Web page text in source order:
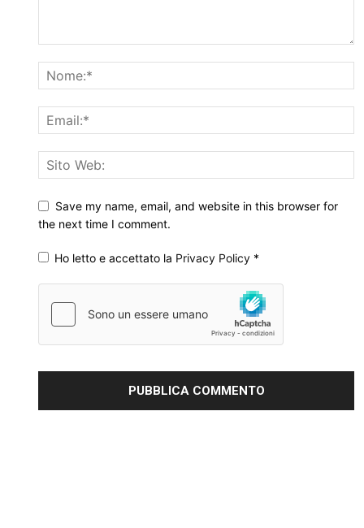
Save my name, email, and website in this browser for
the next time I comment.
Ho letto e accettato la Privacy Policy *